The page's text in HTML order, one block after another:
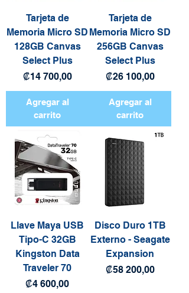
Tarjeta de
Memoria Micro SD
128GB Canvas
Select Plus
Precio
₡14 700,00
Agregar al
carrito
Tarjeta de
Memoria Micro SD
256GB Canvas
Select Plus
Precio
₡26 100,00
Agregar al
carrito
Llave Maya USB
Tipo-C 32GB
Kingston Data
Traveler 70
Precio
₡4 600,00
Disco Duro 1TB
Externo - Seagate
Expansion
Precio
₡58 200,00